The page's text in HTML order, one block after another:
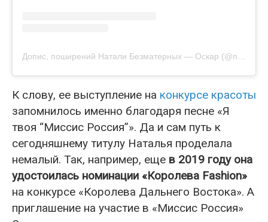
Допис, поширений Натали Безматерных — Оскар (@natali_oscar)
К слову, ее выступление на конкурсе красоты
запомнилось именно благодаря песне «Я
твоя “Миссис Россия”». Да и сам путь к
сегодняшнему титулу Наталья проделала
немалый. Так, например, еще в 2019 году она
удостоилась номинации «Королева Fashion»
на конкурсе «Королева Дальнего Востока». А
приглашение на участие в «Миссис Россия»